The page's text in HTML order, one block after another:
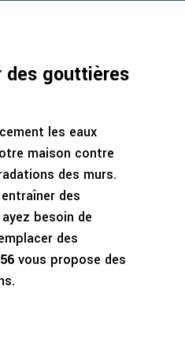
des gouttières
les eaux
maison contre
des murs.
des
besoin de
des
vous propose des